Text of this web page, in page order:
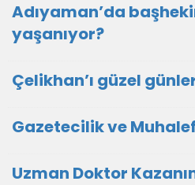
Adıyaman’da
yaşanıyor?
Çelikhan’ı güzel
Gazetecilik ve
Uzman Doktor